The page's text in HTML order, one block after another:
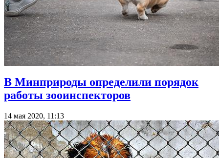
В Минприроды определили порядок
работы зооинспекторов
14 мая 2020, 11:13